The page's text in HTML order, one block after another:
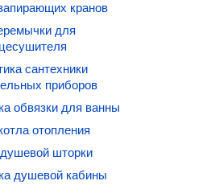
кранов
для
сантехники
приборов
обвязки для ванны
отопления
шторки
душевой кабины